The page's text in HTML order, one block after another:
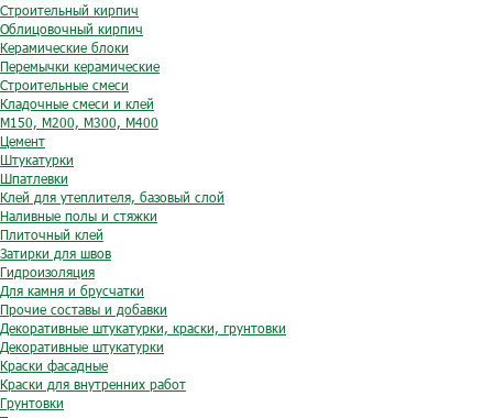
Строительный кирпич
Облицовочный кирпич
Керамические блоки
Перемычки керамические
Строительные смеси
Кладочные смеси и клей
М150, М200, М300, М400
Цемент
Штукатурки
Шпатлевки
Клей для утеплителя, базовый слой
Наливные полы и стяжки
Плиточный клей
Затирки для швов
Гидроизоляция
Для камня и брусчатки
Прочие составы и добавки
Декоративные штукатурки, краски, грунтовки
Декоративные штукатурки
Краски фасадные
Краски для внутренних работ
Грунтовки